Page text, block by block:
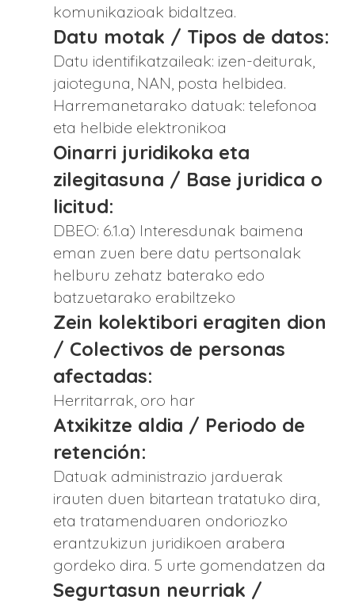
komunikazioak bidaltzea.
Datu motak / Tipos de datos:
Datu identifikatzaileak: izen-deiturak,
jaioteguna, NAN, posta helbidea.
Harremanetarako datuak: telefonoa
eta helbide elektronikoa
Oinarri juridikoka eta
zilegitasuna / Base juridica o
licitud:
DBEO: 6.1.a) Interesdunak baimena
eman zuen bere datu pertsonalak
helburu zehatz baterako edo
batzuetarako erabiltzeko
Zein kolektibori eragiten dion
/ Colectivos de personas
afectadas:
Herritarrak, oro har
Atxikitze aldia / Periodo de
retención:
Datuak administrazio jarduerak
irauten duen bitartean tratatuko dira,
eta tratamenduaren ondoriozko
erantzukizun juridikoen arabera
gordeko dira. 5 urte gomendatzen da
Segurtasun neurriak /